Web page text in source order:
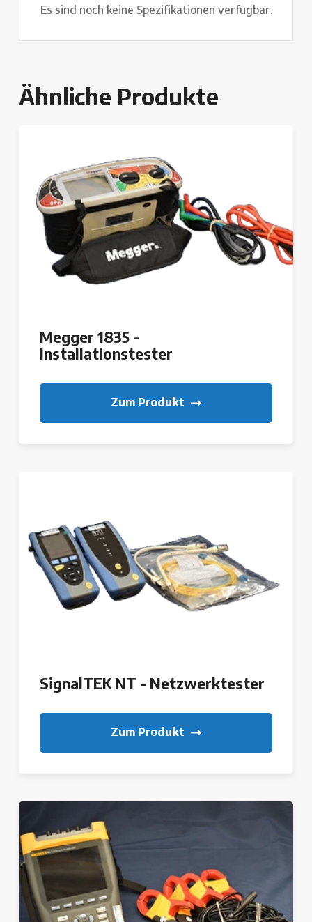
Es sind noch keine Spezifikationen verfügbar.
Ähnliche Produkte
Megger 1835 -
Installationstester
Zum Produkt
SignalTEK NT - Netzwerktester
Zum Produkt